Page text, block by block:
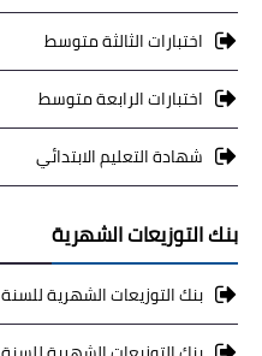
اختبارات الثالثة متوسط
اختبارات الرابعة متوسط
شهادة التعليم الابتدائي
بنك التوزيعات الشهرية
بنك التوزيعات الشهرية للسنة 1 ابتدائي